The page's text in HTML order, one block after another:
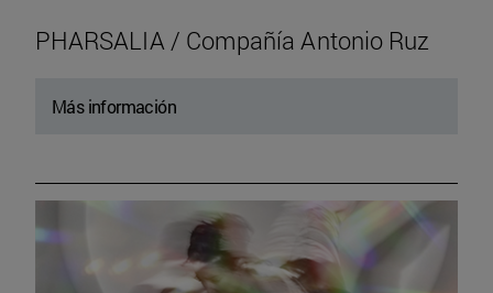
PHARSALIA / Compañía Antonio Ruz
Más información